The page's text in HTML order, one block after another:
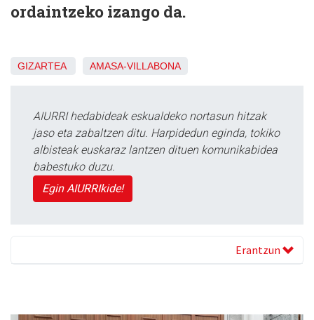
ordaintzeko izango da.
GIZARTEA AMASA-VILLABONA
AIURRI hedabideak eskualdeko nortasun hitzak
jaso eta zabaltzen ditu. Harpidedun eginda, tokiko
albisteak euskaraz lantzen dituen komunikabidea
babestuko duzu.
Egin AIURRIkide!
Erantzun